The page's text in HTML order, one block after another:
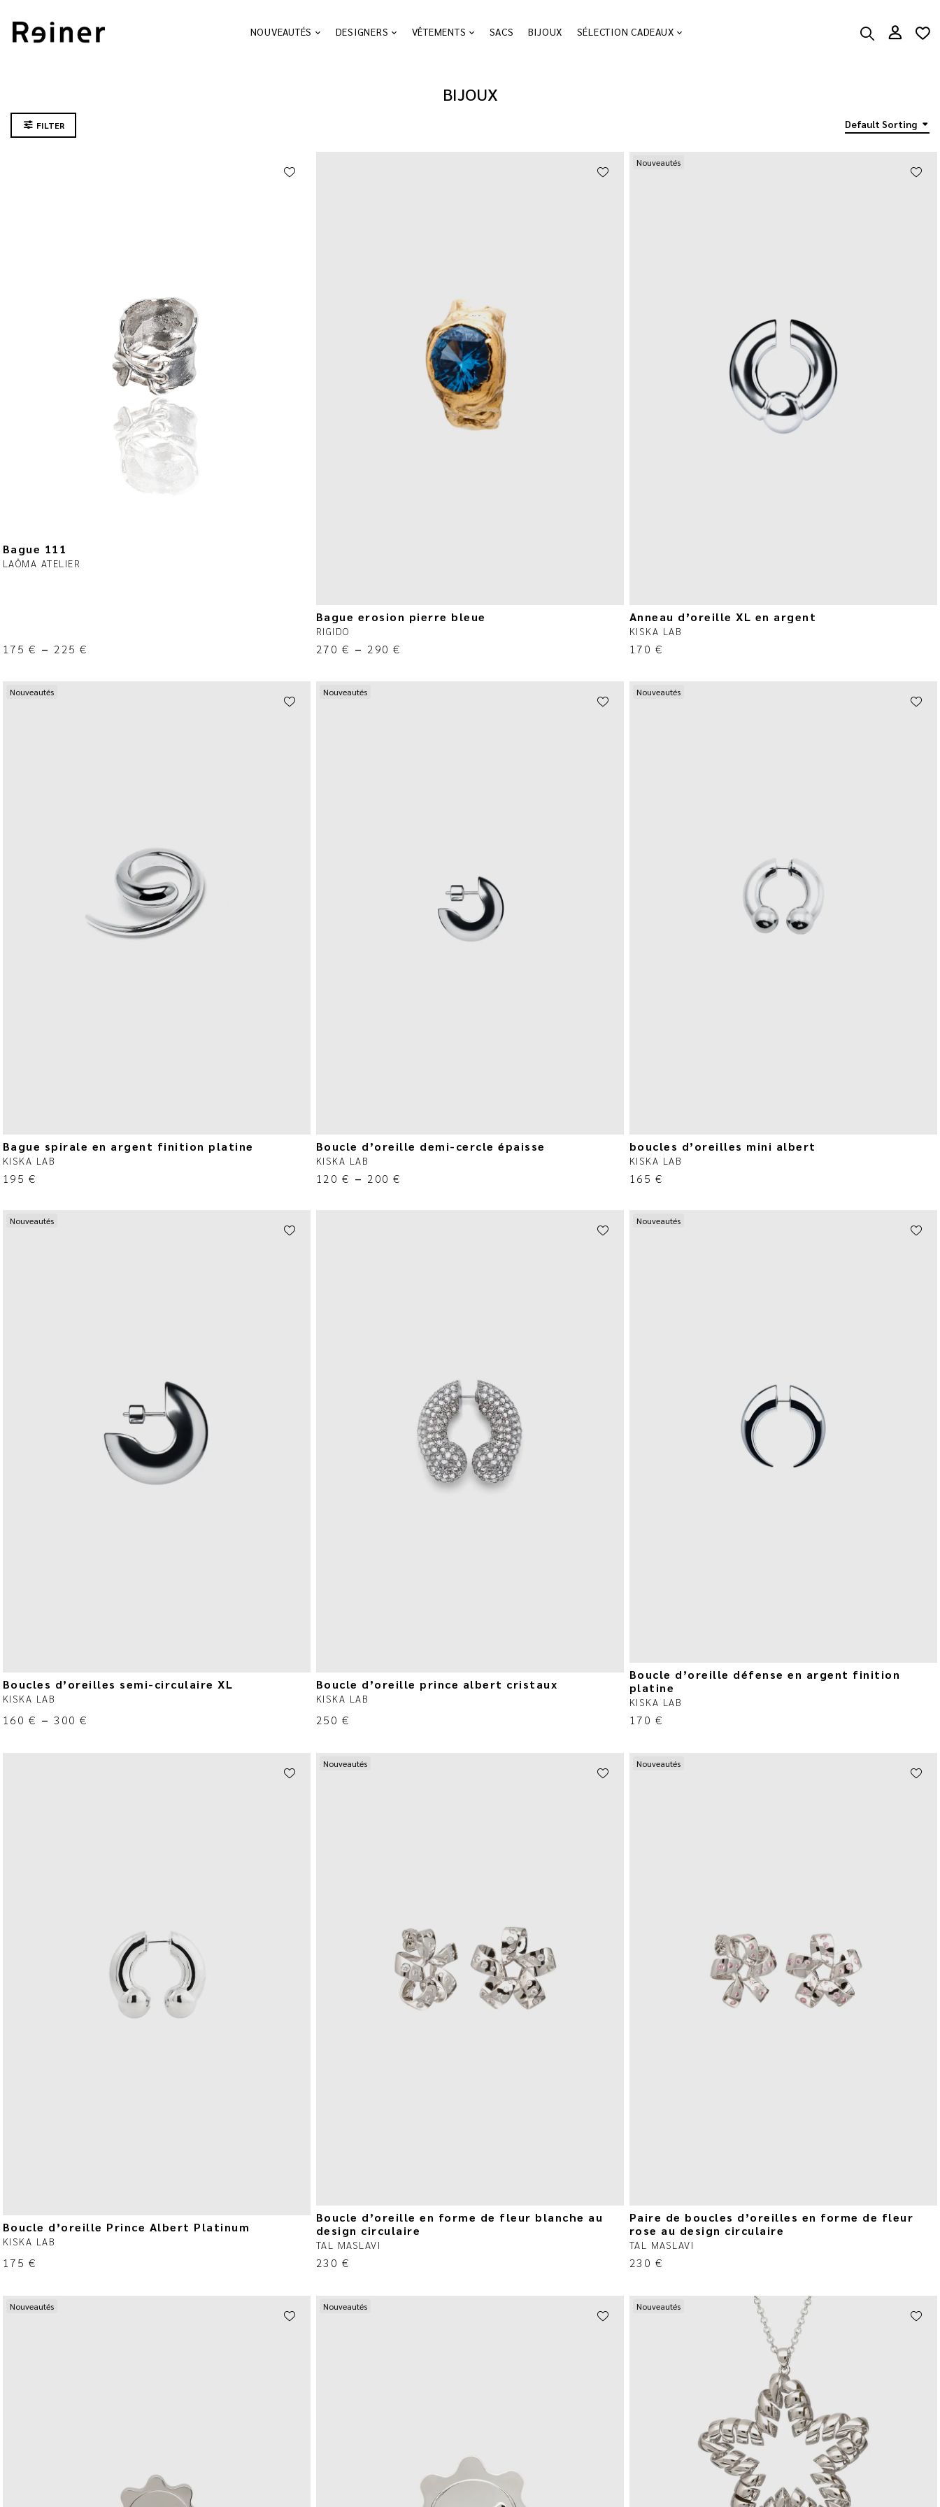
NOUVEAUTÉS DESIGNERS VÊTEMENTS SACS BIJOUX SÉLECTION CADEAUX
BIJOUX
FILTER Default Sorting
Bague 111
LAÔMA ATELIER
175 € – 225€
Bague erosion pierre bleue
RIGIDO
270 € – 290€
Nouveautés
Anneau d’oreille XL en argent
KISKA LAB
170 €
Nouveautés
Bague spirale en argent finition platine
KISKA LAB
195 €
Nouveautés
Boucle d’oreille demi-cercle épaisse
KISKA LAB
120 € – 200€
Nouveautés
boucles d’oreilles mini albert
KISKA LAB
165 €
Nouveautés
Boucles d’oreilles semi-circulaire XL
KISKA LAB
160 € – 300€
Boucle d’oreille prince albert cristaux
KISKA LAB
250 €
Nouveautés
Boucle d’oreille défense en argent finition
platine
KISKA LAB
170 €
Boucle d’oreille Prince Albert Platinum
KISKA LAB
175 €
Nouveautés
Boucle d’oreille en forme de fleur blanche au
design circulaire
TAL MASLAVI
230 €
Nouveautés
Paire de boucles d’oreilles en forme de fleur
rose au design circulaire
TAL MASLAVI
230 €
Nouveautés Nouveautés Nouveautés